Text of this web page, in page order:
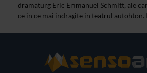
dramaturg Eric Emmanuel Schmitt, ale
ce in ce mai indragite in teatrul autohton.